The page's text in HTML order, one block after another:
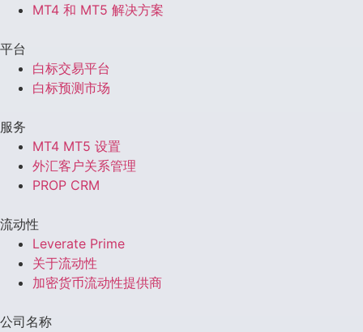
MT4 和 MT5 解决方案
平台
白标交易平台
白标预测市场
服务
MT4 MT5 设置
外汇客户关系管理
PROP CRM
流动性
Leverate Prime
关于流动性
加密货币流动性提供商
公司名称